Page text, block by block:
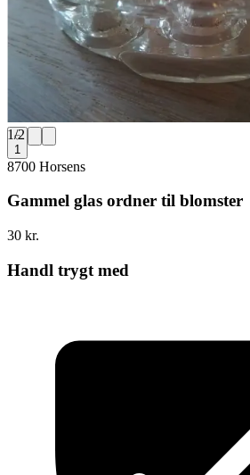
1/2
1
8700 Horsens
Gammel glas ordner til blomster
30 kr.
Handl trygt med